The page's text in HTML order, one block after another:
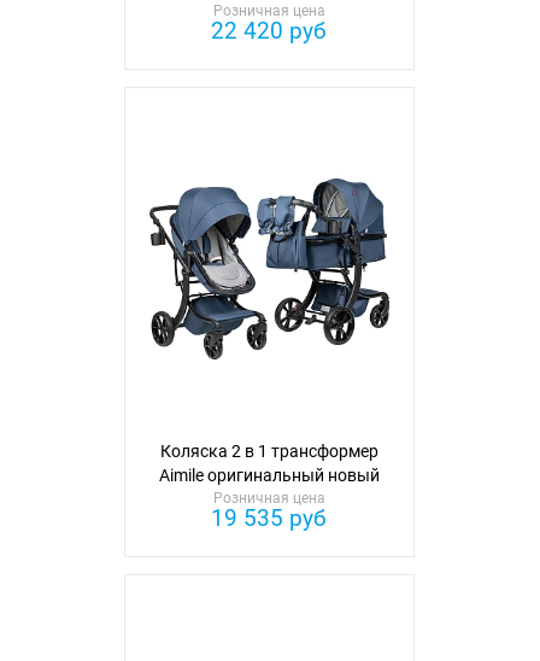
Розничная цена
22 420 руб
Коляска 2 в 1 трансформер
Aimile оригинальный новый
черный
Розничная цена
19 535 руб